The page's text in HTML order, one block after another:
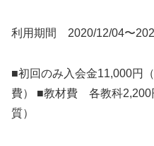
利用期間 2020/12/04〜
■初回のみ入会金11,000円
費） ■教材費 各教科2,200
質）